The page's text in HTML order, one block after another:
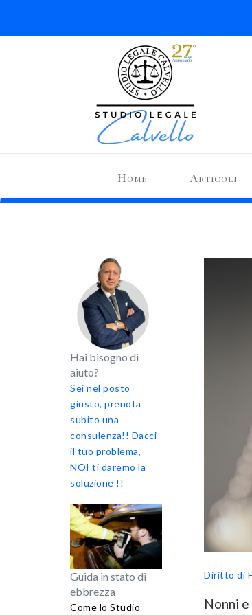
Home Articoli
Hai bisogno di
aiuto?
Sei nel posto
giusto, prenota
subito una
consulenza!! Dacci
il tuo problema,
NOI ti daremo la
soluzione !!
Guida in stato di
ebbrezza
Come lo Studio
Diritto di
Nonni